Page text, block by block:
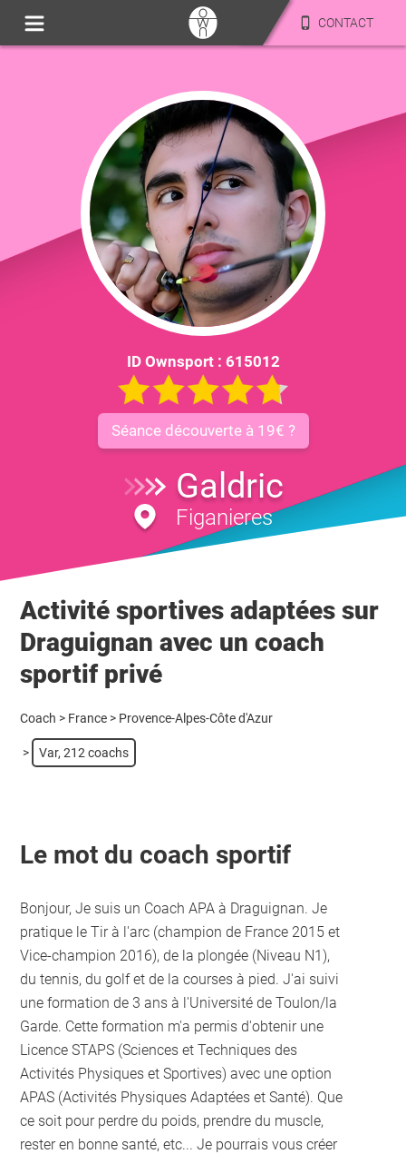
CONTACT
ID Ownsport : 615012
Séance découverte à 19€ ?
Galdric
Figanieres
Activité sportives adaptées sur
Draguignan avec un coach
sportif privé
Coach > France > Provence-Alpes-Côte d'Azur
> Var, 212 coachs
Le mot du coach sportif
Bonjour, Je suis un Coach APA à Draguignan. Je
pratique le Tir à l'arc (champion de France 2015 et
Vice-champion 2016), de la plongée (Niveau N1),
du tennis, du golf et de la courses à pied. J'ai suivi
une formation de 3 ans à l'Université de Toulon/la
Garde. Cette formation m'a permis d'obtenir une
Licence STAPS (Sciences et Techniques des
Activités Physiques et Sportives) avec une option
APAS (Activités Physiques Adaptées et Santé). Que
ce soit pour perdre du poids, prendre du muscle,
rester en bonne santé, etc... Je pourrais vous créer